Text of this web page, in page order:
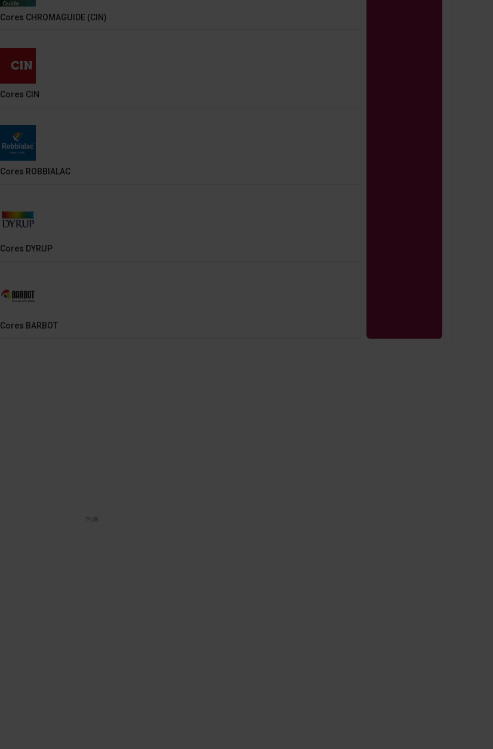
Cores CHROMAGUIDE (CIN)
Cores CIN
Cores ROBBIALAC
Cores DYRUP
Cores BARBOT